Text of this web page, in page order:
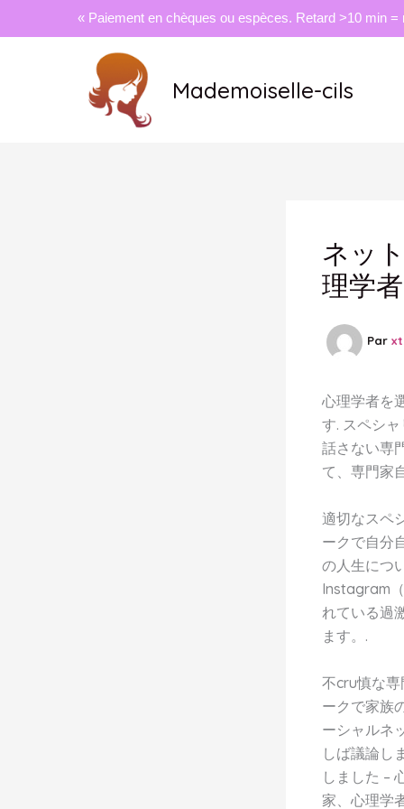
« Paiement en chèques ou espèces. Retard >10 min
Mademoiselle-cils
ネッ
理学
Par
心理学者を
す. スペシ
話さない専
て、専門家
適切なスペ
ークで自分
の人生につ
Instagram
れている過
ます。.
不cru慎な
ークで家族
ーシャルネ
しば議論し
しました –
家、心理学